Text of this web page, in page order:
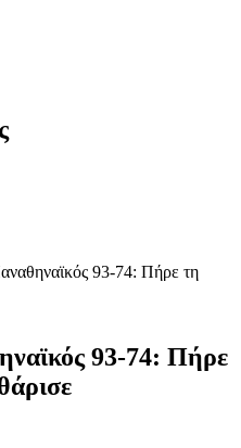
93-74: Πήρε τη
93-74: Πήρε